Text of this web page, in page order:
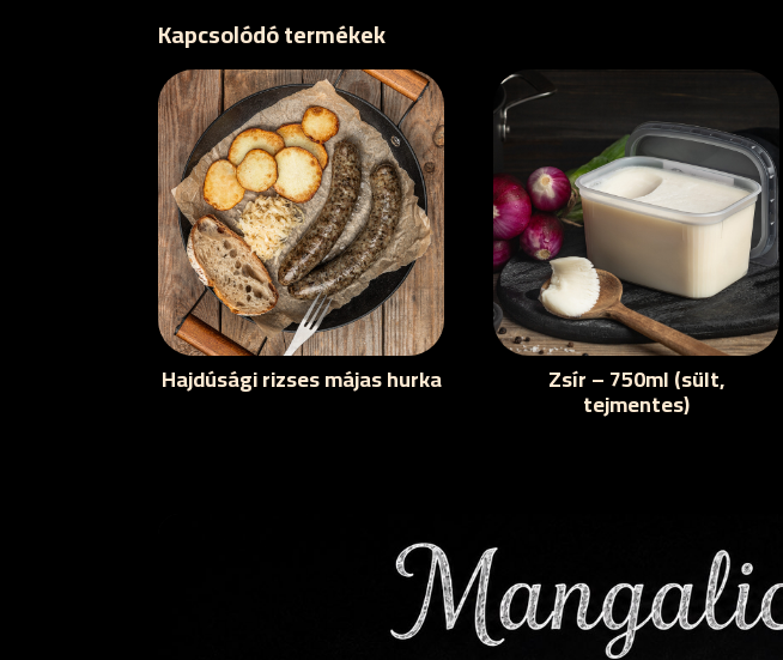
Kapcsolódó termékek
Hajdúsági rizses májas hurka Zsír – 750ml (sült,
tejmentes)